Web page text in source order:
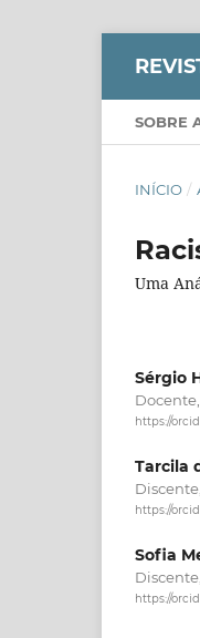
SOBRE
INÍCIO /
Uma
Sérgio
https://
Tarcila
https://
Sofia
https://